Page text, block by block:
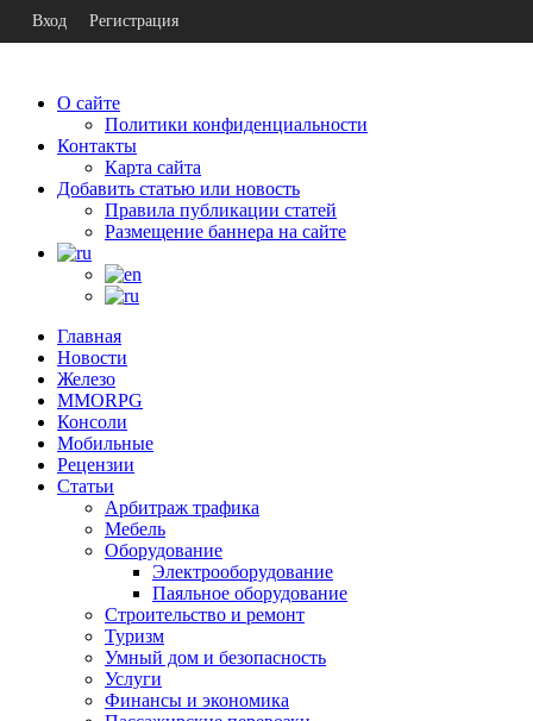
О сайте
Политики конфиденциальности
Контакты
Карта сайта
Добавить статью или новость
Правила публикации статей
Размещение баннера на сайте
Главная
Новости
Железо
MMORPG
Консоли
Мобильные
Рецензии
Статьи
Арбитраж трафика
Мебель
Оборудование
Электрооборудование
Паяльное оборудование
Строительство и ремонт
Туризм
Умный дом и безопасность
Услуги
Финансы и экономика
Вход Регистрация